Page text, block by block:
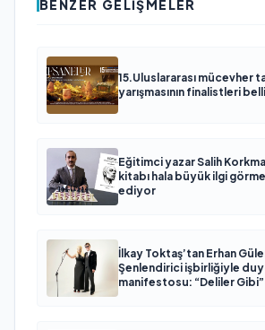
BENZER GELIŞMELER
15.Uluslararası mücevher
yarışmasının finalistleri
Eğitimci yazar Salih
kitabı hala büyük ilgi
ediyor
İlkay Toktaş’tan Erhan
Şenlendirici işbirliğiyle
manifestosu: “Deliler Gibi”